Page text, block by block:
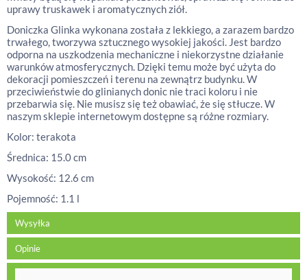
uprawy truskawek i aromatycznych ziół.
Doniczka Glinka wykonana została z lekkiego, a zarazem bardzo
trwałego, tworzywa sztucznego wysokiej jakości. Jest bardzo
odporna na uszkodzenia mechaniczne i niekorzystne działanie
warunków atmosferycznych. Dzięki temu może być użyta do
dekoracji pomieszczeń i terenu na zewnątrz budynku. W
przeciwieństwie do glinianych donic nie traci koloru i nie
przebarwia się. Nie musisz się też obawiać, że się stłucze. W
naszym sklepie internetowym dostępne są różne rozmiary.
Kolor: terakota
Średnica: 15.0 cm
Wysokość: 12.6 cm
Pojemność: 1.1 l
Wysyłka
Opinie